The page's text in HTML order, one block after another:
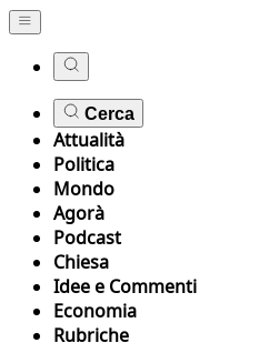
Cerca
Attualità
Politica
Mondo
Agorà
Podcast
Chiesa
Idee e Commenti
Economia
Rubriche